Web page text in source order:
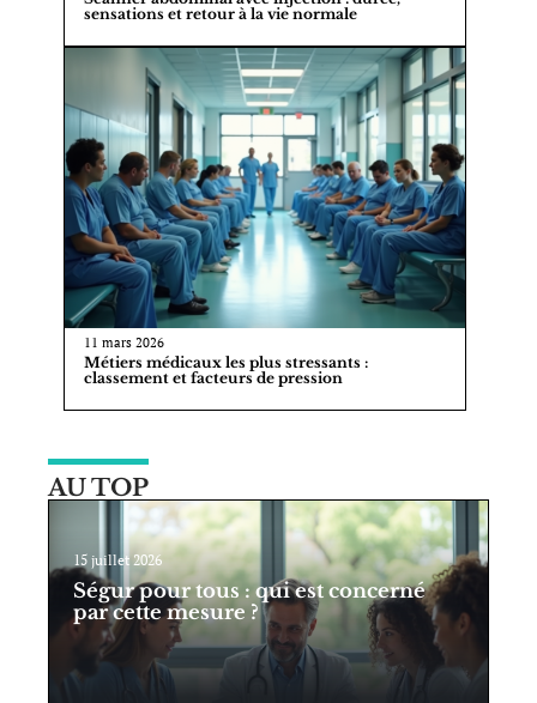
sensations et retour à la vie normale
11 mars 2026
Métiers médicaux les plus stressants :
classement et facteurs de pression
AU TOP
15 juillet 2026
Ségur pour tous : qui est concerné
par cette mesure ?